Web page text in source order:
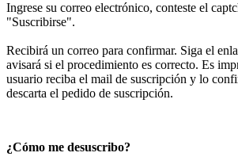
Ingrese su correo electrónico, conteste el
"Suscribirse".
Recibirá un correo para confirmar. Siga el
avisará si el procedimiento es correcto. Es
usuario reciba el mail de suscripción y lo
descarta el pedido de suscripción.
¿Cómo me desuscribo?